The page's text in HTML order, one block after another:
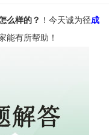
么样的？ ！今天诚为径成
能有所帮助！